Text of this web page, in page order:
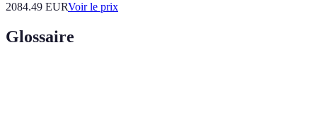
2084.49 EURVoir le prix
Glossaire